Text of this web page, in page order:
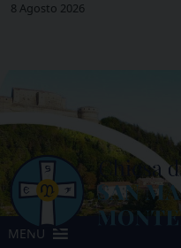
Skip8 Agosto 2026
MENU